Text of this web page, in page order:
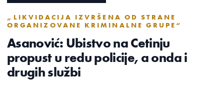
„LIKVIDACIJA IZVRŠENA OD STRANE
ORGANIZOVANE KRIMINALNE GRUPE“
Asanović: Ubistvo na Cetinju
propust u redu policije, a onda i
drugih službi